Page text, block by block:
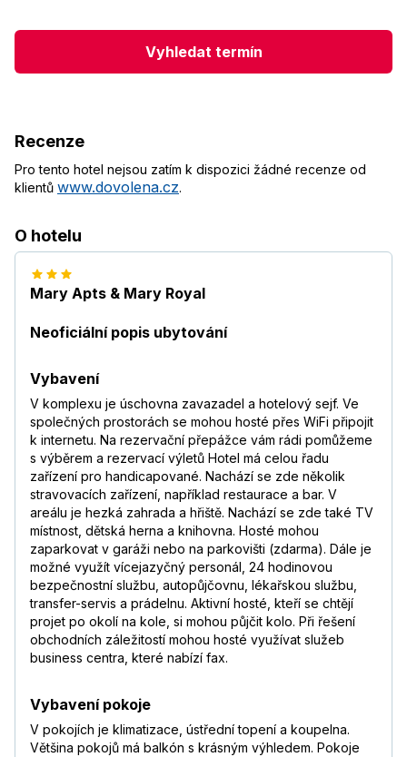
Vyhledat termín
Recenze
Pro tento hotel nejsou zatím k dispozici žádné recenze od
klientů www.dovolena.cz.
O hotelu
Mary Apts & Mary Royal
Neoficiální popis ubytování
Vybavení
V komplexu je úschovna zavazadel a hotelový sejf. Ve
společných prostorách se mohou hosté přes WiFi připojit
k internetu. Na rezervační přepážce vám rádi pomůžeme
s výběrem a rezervací výletů Hotel má celou řadu
zařízení pro handicapované. Nachází se zde několik
stravovacích zařízení, například restaurace a bar. V
areálu je hezká zahrada a hřiště. Nachází se zde také TV
místnost, dětská herna a knihovna. Hosté mohou
zaparkovat v garáži nebo na parkovišti (zdarma). Dále je
možné využít vícejazyčný personál, 24 hodinovou
bezpečnostní službu, autopůjčovnu, lékařskou službu,
transfer-servis a prádelnu. Aktivní hosté, kteří se chtějí
projet po okolí na kole, si mohou půjčit kolo. Při řešení
obchodních záležitostí mohou hosté využívat služeb
business centra, které nabízí fax.
Vybavení pokoje
V pokojích je klimatizace, ústřední topení a koupelna.
Většina pokojů má balkón s krásným výhledem. Pokoje